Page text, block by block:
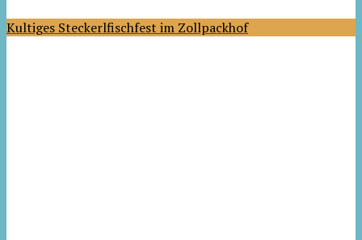
Kultiges Steckerlfischfest im Zollpackhof